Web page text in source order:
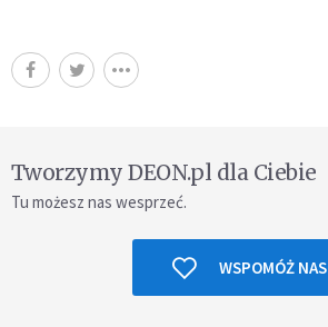
Tworzymy DEON.pl dla Ciebie
Tu możesz nas wesprzeć.
WSPOMÓŻ NAS